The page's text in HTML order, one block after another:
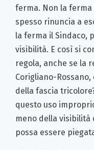
ferma. Non la
spesso rinuncia a
la ferma il Sindaco,
visibilità. E così si
regola, anche se la
Corigliano-
della fascia
questo uso
meno della visibilità
possa essere